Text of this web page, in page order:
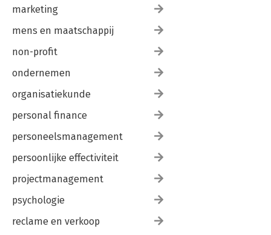
marketing
mens en maatschappij
non-profit
ondernemen
organisatiekunde
personal finance
personeelsmanagement
persoonlijke effectiviteit
projectmanagement
psychologie
reclame en verkoop